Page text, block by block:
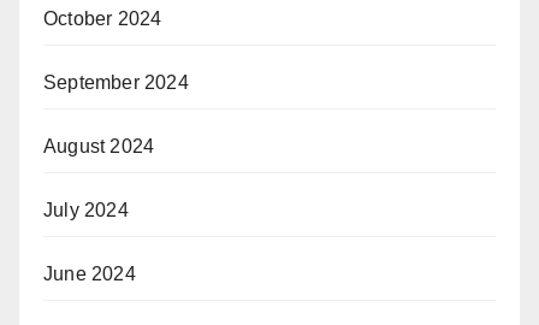
October 2024
September 2024
August 2024
July 2024
June 2024